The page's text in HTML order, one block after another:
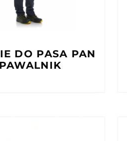
DO PASA PAN